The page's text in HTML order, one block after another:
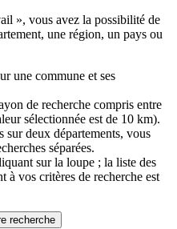
», vous avez la possibilité de
une région, un pays ou
une commune et ses
de recherche compris entre
sélectionnée est de 10 km).
sur deux départements, vous
séparées.
sur la loupe ; la liste des
à vos critères de recherche est
recherche